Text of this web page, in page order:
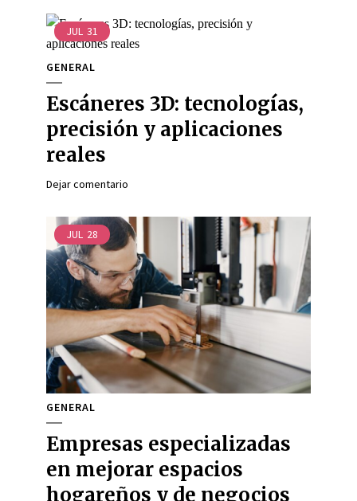
JUL 31
GENERAL
Escáneres 3D: tecnologías,
precisión y aplicaciones
reales
Dejar comentario
JUL 28
GENERAL
Empresas especializadas
en mejorar espacios
hogareños y de negocios